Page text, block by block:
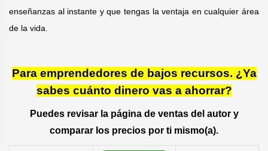
enseñanzas al instante y que tengas la ventaja en cualquier área
de la vida.
Para emprendedores de bajos recursos. ¿Ya
sabes cuánto dinero vas a ahorrar?
Puedes revisar la página de ventas del autor y
comparar los precios por ti mismo(a).